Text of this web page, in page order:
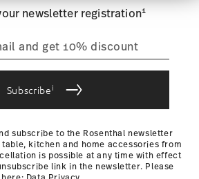
möglicherweise mit
die Sie ihnen
gesammelt haben.
4,90 €. For all other countries, you can
a tracking code by e-mail as soon
days for dilivery within Germany
can view delivery times to other
newsletter registration1
Subscribei
subscribe to the Rosenthal newsletter
kitchen and home accessories from
is possible at any time with effect
link in the newsletter. Please